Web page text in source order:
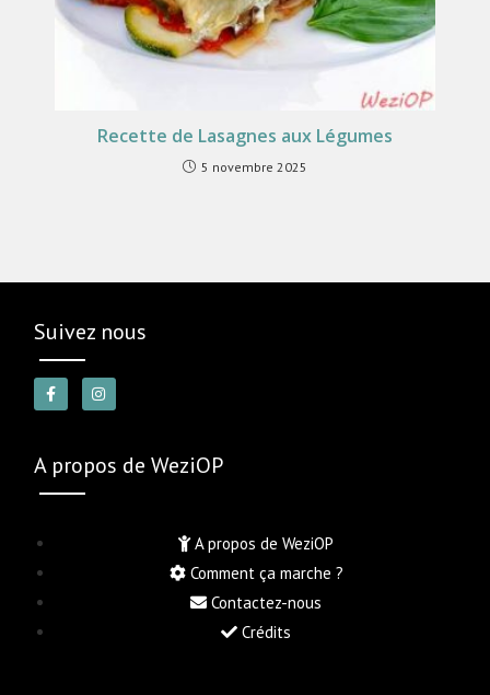
Recette de Lasagnes aux Légumes
5 novembre 2025
Suivez nous
A propos de WeziOP
A propos de WeziOP
Comment ça marche ?
Contactez-nous
Crédits